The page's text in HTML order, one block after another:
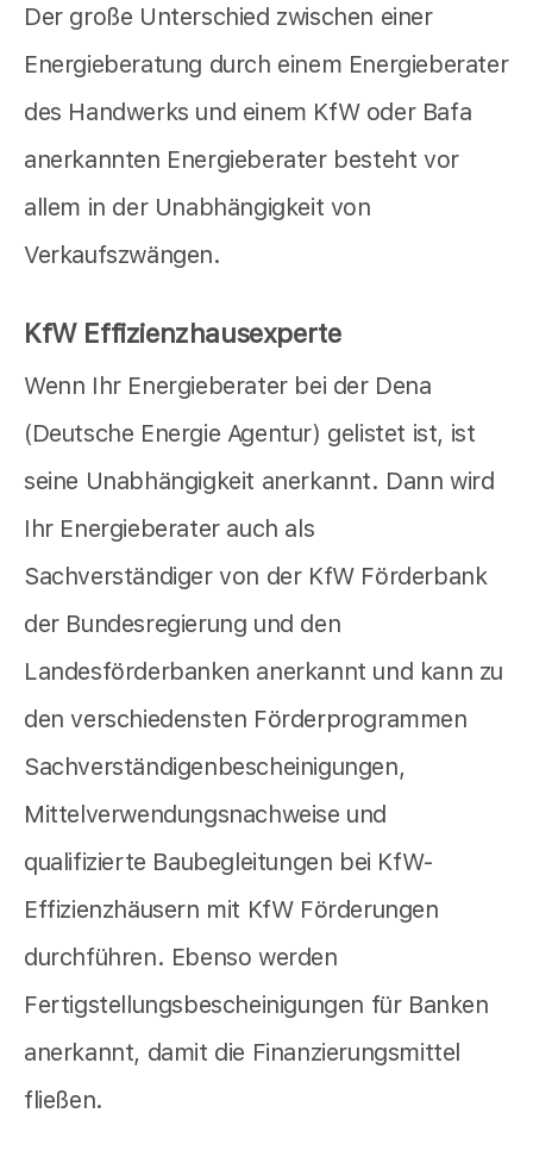
Der große Unterschied zwischen einer
Energieberatung durch einem Energieberater
des Handwerks und einem KfW oder Bafa
anerkannten Energieberater besteht vor
allem in der Unabhängigkeit von
Verkaufszwängen.
KfW Effizienzhausexperte
Wenn Ihr Energieberater bei der Dena
(Deutsche Energie Agentur) gelistet ist, ist
seine Unabhängigkeit anerkannt. Dann wird
Ihr Energieberater auch als
Sachverständiger von der KfW Förderbank
der Bundesregierung und den
Landesförderbanken anerkannt und kann zu
den verschiedensten Förderprogrammen
Sachverständigenbescheinigungen,
Mittelverwendungsnachweise und
qualifizierte Baubegleitungen bei KfW-
Effizienzhäusern mit KfW Förderungen
durchführen. Ebenso werden
Fertigstellungsbescheinigungen für Banken
anerkannt, damit die Finanzierungsmittel
fließen.